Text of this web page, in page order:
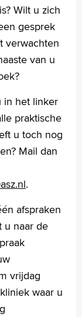
Wilt u zich
gesprek
verwachten
van u
in het linker
praktische
u toch nog
Mail dan
.
afspraken
u naar de
vrijdag
waar u